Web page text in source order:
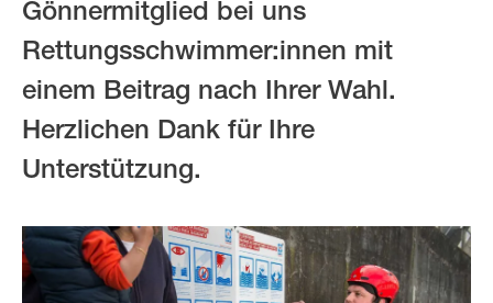
Gönnermitglied bei uns
Rettungsschwimmer:innen mit
einem Beitrag nach Ihrer Wahl.
Herzlichen Dank für Ihre
Unterstützung.